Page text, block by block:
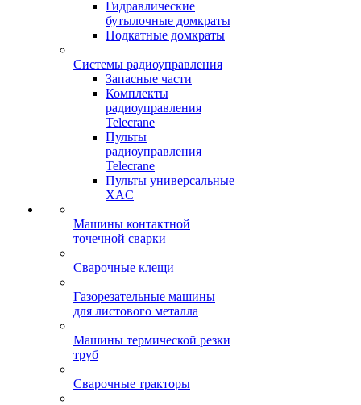
Гидравлические
бутылочные домкраты
Подкатные домкраты
Системы радиоуправления
Запасные части
Комплекты
радиоуправления
Telecrane
Пульты
радиоуправления
Telecrane
Пульты универсальные
XAC
Машины контактной
точечной сварки
Сварочные клещи
Газорезательные машины
для листового металла
Машины термической резки
труб
Сварочные тракторы